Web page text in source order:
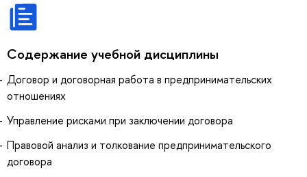
Содержание учебной дисциплины
Договор и договорная работа в предпринимательских
отношениях
Управление рисками при заключении договора
Правовой анализ и толкование предпринимательского
договора